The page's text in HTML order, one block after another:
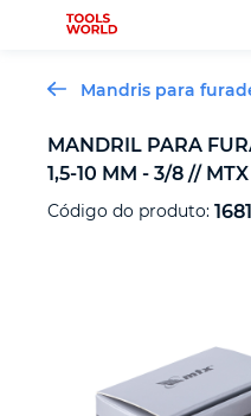
Novidades
Ferramenta de
Mandris para
MANDRIL PARA
1,5-10 MM - 3/8 // MTX
Código do produto: